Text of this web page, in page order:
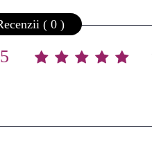
Average rating
5 / 5. Vote
( 0 )